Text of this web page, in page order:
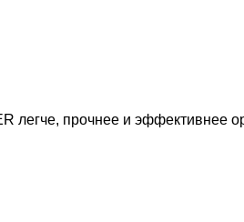
легче, прочнее и эффективнее